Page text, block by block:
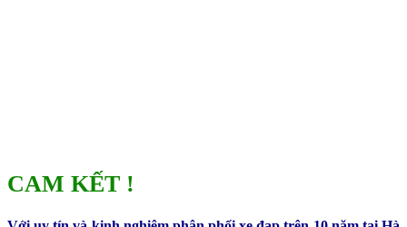
CAM KẾT !